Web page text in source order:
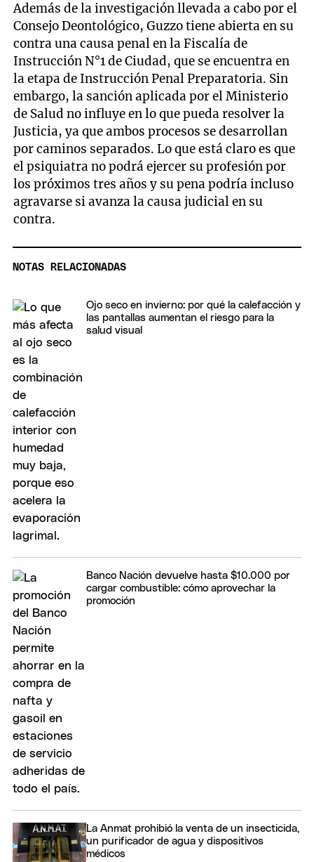
Además de la investigación llevada a cabo por el
Consejo Deontológico, Guzzo tiene abierta en su
contra una causa penal en la Fiscalía de
Instrucción N°1 de Ciudad, que se encuentra en
la etapa de Instrucción Penal Preparatoria. Sin
embargo, la sanción aplicada por el Ministerio
de Salud no influye en lo que pueda resolver la
Justicia, ya que ambos procesos se desarrollan
por caminos separados. Lo que está claro es que
el psiquiatra no podrá ejercer su profesión por
los próximos tres años y su pena podría incluso
agravarse si avanza la causa judicial en su
contra.
NOTAS RELACIONADAS
Ojo seco en invierno: por qué la calefacción y
las pantallas aumentan el riesgo para la
salud visual
Banco Nación devuelve hasta $10.000 por
cargar combustible: cómo aprovechar la
promoción
La Anmat prohibió la venta de un insecticida,
un purificador de agua y dispositivos
médicos